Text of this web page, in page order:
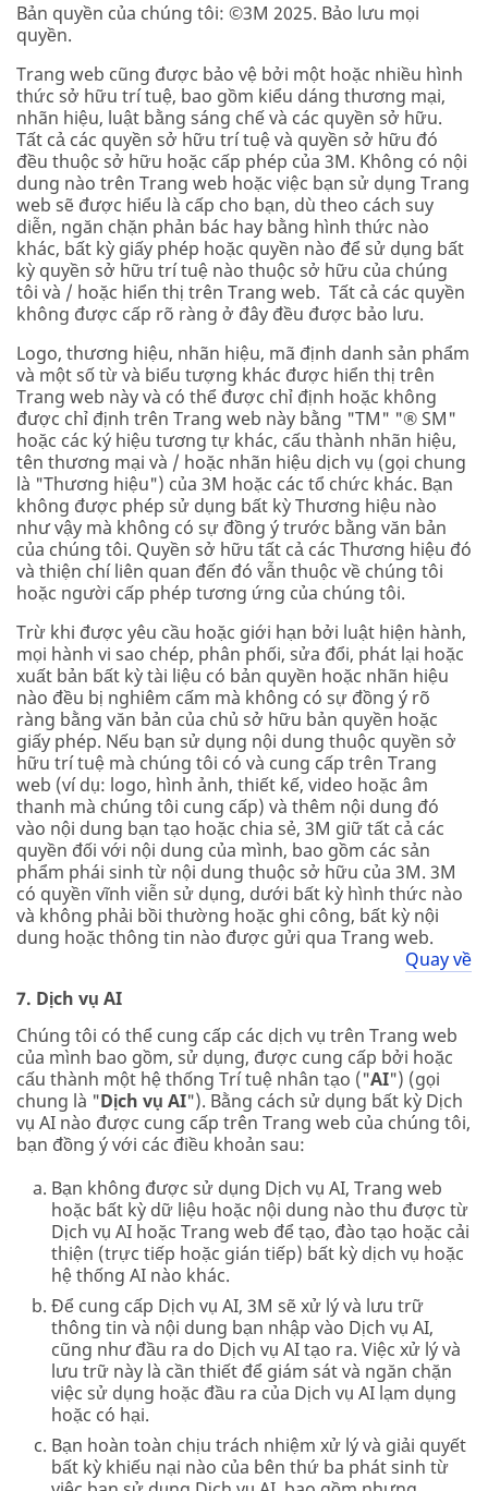
Bản quyền của chúng tôi: ©3M 2025. Bảo lưu mọi
quyền.
Trang web cũng được bảo vệ bởi một hoặc nhiều hình
thức sở hữu trí tuệ, bao gồm kiểu dáng thương mại,
nhãn hiệu, luật bằng sáng chế và các quyền sở hữu.
Tất cả các quyền sở hữu trí tuệ và quyền sở hữu đó
đều thuộc sở hữu hoặc cấp phép của 3M. Không có nội
dung nào trên Trang web hoặc việc bạn sử dụng Trang
web sẽ được hiểu là cấp cho bạn, dù theo cách suy
diễn, ngăn chặn phản bác hay bằng hình thức nào
khác, bất kỳ giấy phép hoặc quyền nào để sử dụng bất
kỳ quyền sở hữu trí tuệ nào thuộc sở hữu của chúng
tôi và / hoặc hiển thị trên Trang web. Tất cả các quyền
không được cấp rõ ràng ở đây đều được bảo lưu.
Logo, thương hiệu, nhãn hiệu, mã định danh sản phẩm
và một số từ và biểu tượng khác được hiển thị trên
Trang web này và có thể được chỉ định hoặc không
được chỉ định trên Trang web này bằng "TM" "® SM"
hoặc các ký hiệu tương tự khác, cấu thành nhãn hiệu,
tên thương mại và / hoặc nhãn hiệu dịch vụ (gọi chung
là "Thương hiệu") của 3M hoặc các tổ chức khác. Bạn
không được phép sử dụng bất kỳ Thương hiệu nào
như vậy mà không có sự đồng ý trước bằng văn bản
của chúng tôi. Quyền sở hữu tất cả các Thương hiệu đó
và thiện chí liên quan đến đó vẫn thuộc về chúng tôi
hoặc người cấp phép tương ứng của chúng tôi.
Trừ khi được yêu cầu hoặc giới hạn bởi luật hiện hành,
mọi hành vi sao chép, phân phối, sửa đổi, phát lại hoặc
xuất bản bất kỳ tài liệu có bản quyền hoặc nhãn hiệu
nào đều bị nghiêm cấm mà không có sự đồng ý rõ
ràng bằng văn bản của chủ sở hữu bản quyền hoặc
giấy phép. Nếu bạn sử dụng nội dung thuộc quyền sở
hữu trí tuệ mà chúng tôi có và cung cấp trên Trang
web (ví dụ: logo, hình ảnh, thiết kế, video hoặc âm
thanh mà chúng tôi cung cấp) và thêm nội dung đó
vào nội dung bạn tạo hoặc chia sẻ, 3M giữ tất cả các
quyền đối với nội dung của mình, bao gồm các sản
phẩm phái sinh từ nội dung thuộc sở hữu của 3M. 3M
có quyền vĩnh viễn sử dụng, dưới bất kỳ hình thức nào
và không phải bồi thường hoặc ghi công, bất kỳ nội
dung hoặc thông tin nào được gửi qua Trang web.
Quay về
7. Dịch vụ AI
Chúng tôi có thể cung cấp các dịch vụ trên Trang web
của mình bao gồm, sử dụng, được cung cấp bởi hoặc
cấu thành một hệ thống Trí tuệ nhân tạo ("AI") (gọi
chung là "Dịch vụ AI"). Bằng cách sử dụng bất kỳ Dịch
vụ AI nào được cung cấp trên Trang web của chúng tôi,
bạn đồng ý với các điều khoản sau:
Bạn không được sử dụng Dịch vụ AI, Trang web
hoặc bất kỳ dữ liệu hoặc nội dung nào thu được từ
Dịch vụ AI hoặc Trang web để tạo, đào tạo hoặc cải
thiện (trực tiếp hoặc gián tiếp) bất kỳ dịch vụ hoặc
hệ thống AI nào khác.
Để cung cấp Dịch vụ AI, 3M sẽ xử lý và lưu trữ
thông tin và nội dung bạn nhập vào Dịch vụ AI,
cũng như đầu ra do Dịch vụ AI tạo ra. Việc xử lý và
lưu trữ này là cần thiết để giám sát và ngăn chặn
việc sử dụng hoặc đầu ra của Dịch vụ AI lạm dụng
hoặc có hại.
Bạn hoàn toàn chịu trách nhiệm xử lý và giải quyết
bất kỳ khiếu nại nào của bên thứ ba phát sinh từ